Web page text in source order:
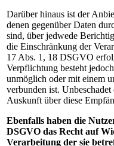
Darüber hinaus ist der
denen gegenüber Daten
sind, über jedwede
die Einschränkung der
17 Abs. 1, 18 DSGVO
Verpflichtung besteht
unmöglich oder mit einem
verbunden ist.
Auskunft über diese
Ebenfalls haben die
DSGVO das Recht auf
Verarbeitung der sie